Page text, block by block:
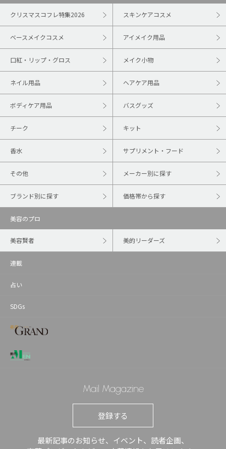
クリスマスコフレ特集2026 スキンケアコスメ
ベースメイクコスメ アイメイク用品
口紅・リップ・グロス メイク小物
ネイル用品 ヘアケア用品
ボディケア用品 バスグッズ
チーク キット
香水 サプリメント・フード
その他 メーカー別に探す
ブランド別に探す 価格帯から探す
美容のプロ
美容賢者 美的リーダーズ
連載
占い
SDGs
Mail Magazine
登録する
最新記事のお知らせ、イベント、読者企画、